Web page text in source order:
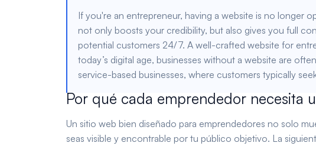
If you're an entrepreneur, having a website is no longer
not only boosts your credibility, but also gives you full
potential customers 24/7. A well-crafted website for
today’s digital age, businesses without a website are
service-based businesses, where customers typically
Por qué cada emprendedor necesita
Un sitio web bien diseñado para emprendedores no solo
seas visible y encontrable por tu público objetivo. La